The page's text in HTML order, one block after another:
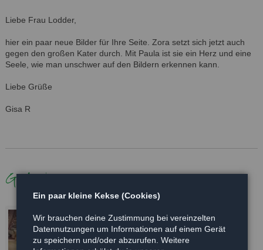
Liebe Frau Lodder,
hier ein paar neue Bilder für Ihre Seite. Zora setzt sich jetzt auch
gegen den großen Kater durch. Mit Paula ist sie ein Herz und eine
Seele, wie man unschwer auf den Bildern erkennen kann.
Liebe Grüße
Gisa R
GalerieEin paar kleine Kekse (Cookies)
Wir brauchen deine Zustimmung bei vereinzelten
Datennutzungen um Informationen auf einem Gerät
zu speichern und/oder abzurufen. Weitere